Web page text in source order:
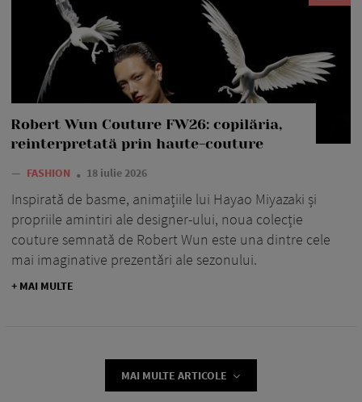
Robert Wun Couture FW26: copilăria,
reinterpretată prin haute-couture
— FASHION 18 iulie 2026
Inspirată de basme, animațiile lui Hayao Miyazaki și
propriile amintiri ale designer-ului, noua colecție
couture semnată de Robert Wun este una dintre cele
mai imaginative prezentări ale sezonului.
+ MAI MULTE
MAI MULTE ARTICOLE